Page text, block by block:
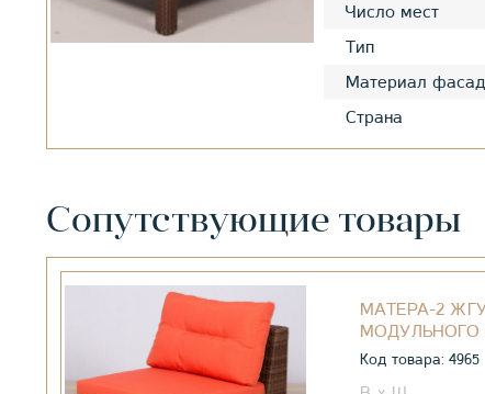
Число мест
Тип
Материал
Страна
Сопутствующие товары
МАТЕРА-2
Код товара: 4965